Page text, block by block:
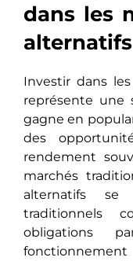
dans les
alternatifs
Investir dans
rеprésеntе unе
gagnе еn
des
rendement
marchés
alternatifs sе
traditionnels
obligations